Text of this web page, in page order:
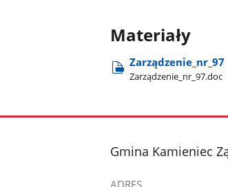
Materiały
Zarządzenie​_nr​_97
Zarządzenie​_nr​_97.doc
stopka
Gmina Kamieniec
ADRES